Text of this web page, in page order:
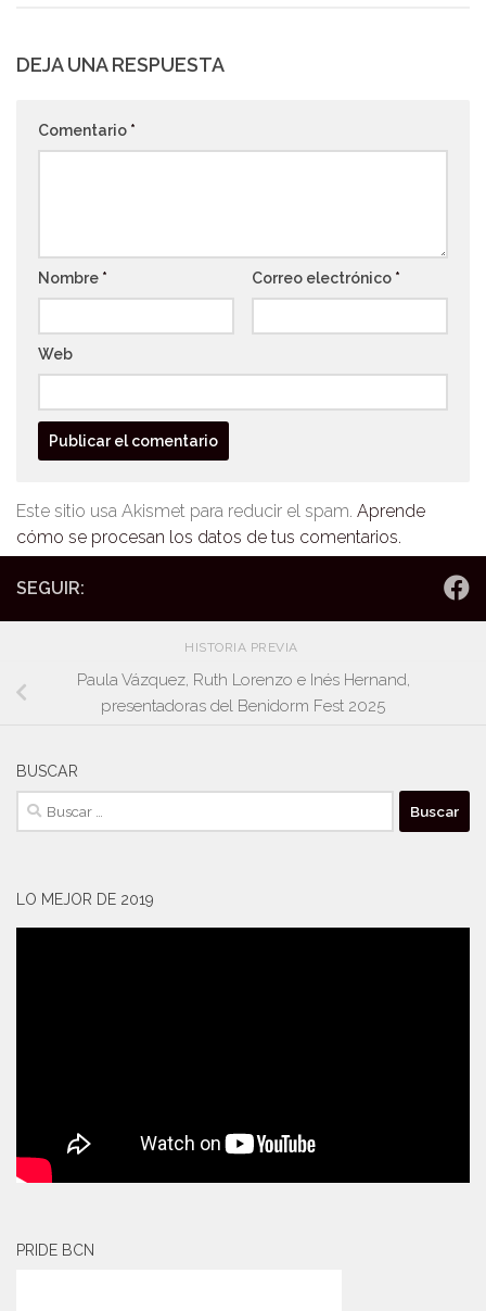
DEJA UNA RESPUESTA
Comentario *
Nombre * Correo electrónico *
Web
Este sitio usa Akismet para reducir el spam. Aprende
cómo se procesan los datos de tus comentarios.
SEGUIR:
HISTORIA PREVIA
Paula Vázquez, Ruth Lorenzo e Inés Hernand,
presentadoras del Benidorm Fest 2025
BUSCAR
Buscar:
LO MEJOR DE 2019
PRIDE BCN